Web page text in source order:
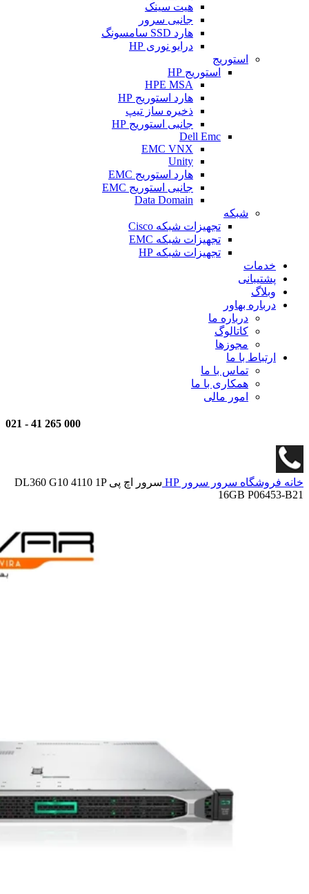
هیت سینک
جانبی سرور
هارد SSD سامسونگ
درایو نوری HP
استوریج
استوریج HP
HPE MSA
هارد استوریج HP
ذخیره ساز تیپ
جانبی استوریج HP
Dell Emc
EMC VNX
Unity
هارد استوریج EMC
جانبی استوریج EMC
Data Domain
شبکه
تجهیزات شبکه Cisco
تجهیزات شبکه EMC
تجهیزات شبکه HP
خدمات
پشتیبانی
وبلاگ
درباره بهاور
درباره ما
کاتالوگ
مجوزها
ارتباط با ما
تماس با ما
همکاری با ما
امور مالی
000 265 41
-
خانه فروشگاه سرور سرور HP
سرور اچ پی DL360 G10 4110 1P
16GB P06453-B21